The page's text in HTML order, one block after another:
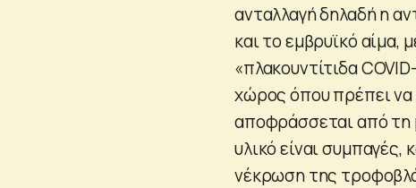
ανταλλαγή δηλαδή η
και το εμβρυϊκό αίμα,
«πλακουντίτιδα
χώρος όπου πρέπει να
αποφράσσεται από τη
υλικό είναι συμπαγές,
νέκρωση της